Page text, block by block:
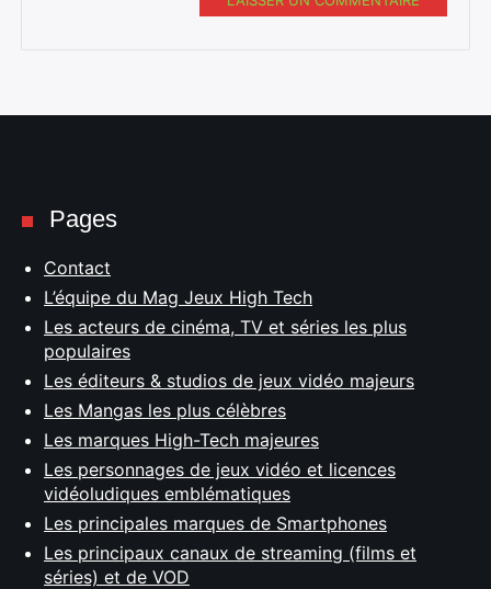
Pages
Contact
L’équipe du Mag Jeux High Tech
Les acteurs de cinéma, TV et séries les plus
populaires
Les éditeurs & studios de jeux vidéo majeurs
Les Mangas les plus célèbres
Les marques High-Tech majeures
Les personnages de jeux vidéo et licences
vidéoludiques emblématiques
Les principales marques de Smartphones
Les principaux canaux de streaming (films et
séries) et de VOD